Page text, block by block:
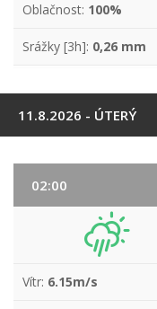
Oblačnost: 100%
Srážky [3h]: 0,26 mm
11.8.2026 - ÚTERÝ
02:00
Vítr: 6.15m/s